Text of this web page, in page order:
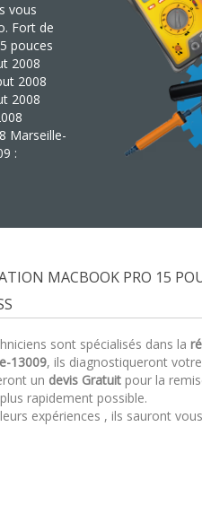
vous
Fort de
pouces
2008
2008
2008
Marseille-
:
MACBOOK PRO 15
sont spécialisés dans la
13009, ils diagnostiqueront
un devis Gratuit pour la
rapidement possible.
expériences , ils sauront